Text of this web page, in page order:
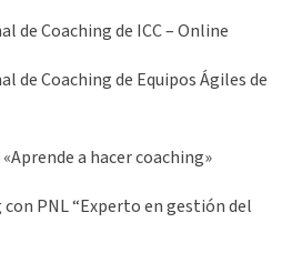
de Coaching de ICC – Online
de Coaching de Equipos Ágiles de
a hacer coaching»
PNL “Experto en gestión del